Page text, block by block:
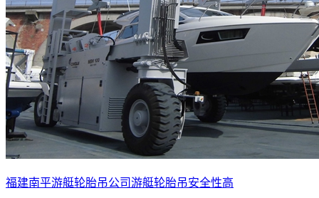
福建南平游艇轮胎吊公司游艇轮胎吊安全性高